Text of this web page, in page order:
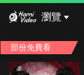
瀏覽
部份免費看